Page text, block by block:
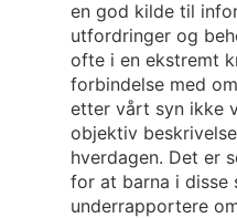
en god kilde til
utfordringer og
ofte i en ekstremt
forbindelse med
etter vårt syn ikke
objektiv
hverdagen. Det er
for at barna i disse
underrapportere